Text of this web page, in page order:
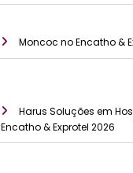
Moncoc no Encatho &
Harus Soluções em
Encatho & Exprotel 2026